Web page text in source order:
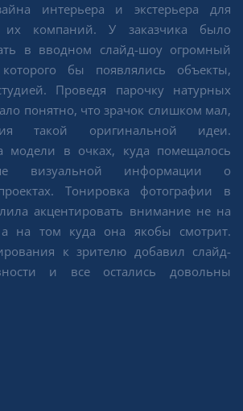
интерьера и экстерьера для
их компаний. У заказчика было
в вводном слайд-шоу огромный
бы появлялись объекты,
Проведя парочку натурных
понятно, что зрачок слишком мал,
такой оригинальной идеи.
модели в очках, куда помещалось
визуальной информации о
Тонировка фотографии в
акцентировать внимание не на
на том куда она якобы смотрит.
к зрителю добавил слайд-
и все остались довольны